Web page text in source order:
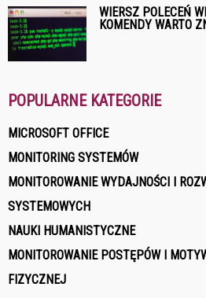
WIERSZ POLECEŃ
KOMENDY WARTO
POPULARNE KATEGORIE
MICROSOFT OFFICE
MONITORING SYSTEMÓW
MONITOROWANIE WYDAJNOŚCI I
SYSTEMOWYCH
NAUKI HUMANISTYCZNE
MONITOROWANIE POSTĘPÓW I
FIZYCZNEJ